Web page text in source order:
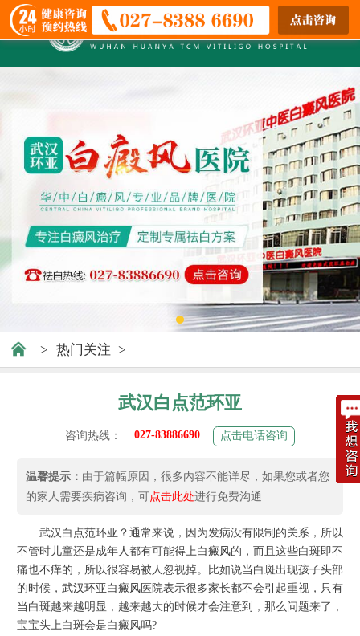
> 热门关注 >
武汉白点范环亚
咨询热线： 027-83886690 点击电话咨询
温馨提示： 由于篇幅原因，很多内容不能详尽，如果您或者您
的家人需要疾病咨询，可点击此处进行免费沟通
武汉白点范环亚？通常来说，因为发病没有限制的关系，所以
不管时儿童还是成年人都有可能得上白癜风的，而且这些白斑即不
痛也不痒的，所以很容易被人忽视掉。比如说当白斑出现孩子头部
的时候， 武汉环亚 白癜风 医院表示很多家长都不会引起重视，只有
当白斑越来越明显，越来越大的时候才会注意到，那么问题来了，
宝宝头上白斑会是白癜风吗?